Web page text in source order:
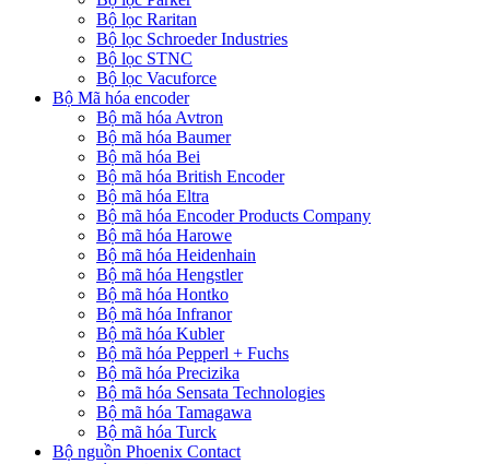
Bộ lọc Raritan
Bộ lọc Schroeder Industries
Bộ lọc STNC
Bộ lọc Vacuforce
Bộ Mã hóa encoder
Bộ mã hóa Avtron
Bộ mã hóa Baumer
Bộ mã hóa Bei
Bộ mã hóa British Encoder
Bộ mã hóa Eltra
Bộ mã hóa Encoder Products Company
Bộ mã hóa Harowe
Bộ mã hóa Heidenhain
Bộ mã hóa Hengstler
Bộ mã hóa Hontko
Bộ mã hóa Infranor
Bộ mã hóa Kubler
Bộ mã hóa Pepperl + Fuchs
Bộ mã hóa Precizika
Bộ mã hóa Sensata Technologies
Bộ mã hóa Tamagawa
Bộ mã hóa Turck
Bộ nguồn Phoenix Contact